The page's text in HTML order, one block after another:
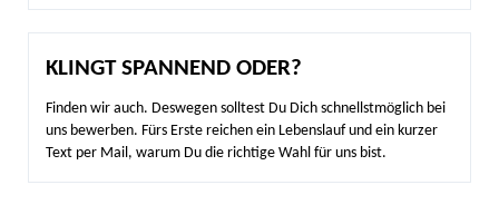
KLINGT SPANNEND ODER?
Finden wir auch. Deswegen solltest Du Dich schnellstmöglich bei
uns bewerben. Fürs Erste reichen ein Lebenslauf und ein kurzer
Text per Mail, warum Du die richtige Wahl für uns bist.